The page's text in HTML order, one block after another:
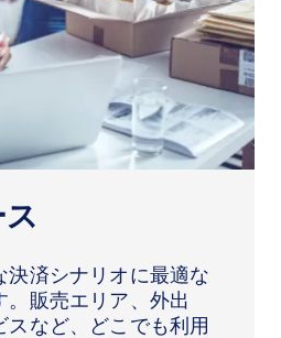
決済シナリオに最適な
。販売エリア、外出
スなど、どこでも利用